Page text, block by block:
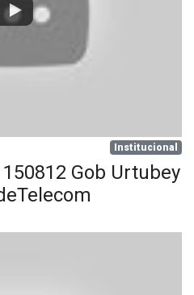
Institucional
Gob Urtubey